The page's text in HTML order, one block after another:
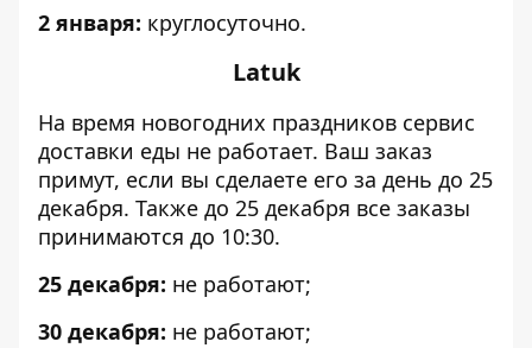
2 января: круглосуточно.
Latuk
На время новогодних праздников сервис
доставки еды не работает. Ваш заказ
примут, если вы сделаете его за день до 25
декабря. Также до 25 декабря все заказы
принимаются до 10:30.
25 декабря: не работают;
30 декабря: не работают;